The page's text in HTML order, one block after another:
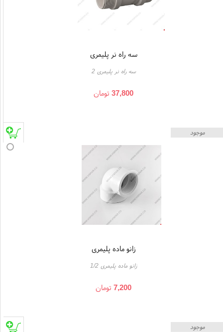
سه راه نر پلیمری
سه راه نر پلیمری 2
37,800تومان
موجود
زانو ماده پلیمری
زانو ماده پلیمری 1/2
7,200تومان
موجود